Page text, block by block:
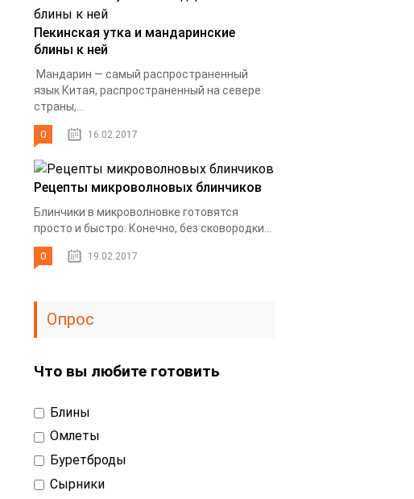
Пекинская утка и мандаринские
блины к ней
Мандарин — самый распространенный
язык Китая, распространенный на севере
страны,...
0 16.02.2017
Рецепты микроволновых блинчиков
Блинчики в микроволновке готовятся
просто и быстро. Конечно, без сковородки...
0 19.02.2017
Опрос
Что вы любите готовить
Блины
Омлеты
Буретброды
Сырники